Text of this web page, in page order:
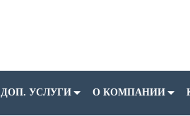
ДОП. УСЛУГИ О КОМПАНИИ